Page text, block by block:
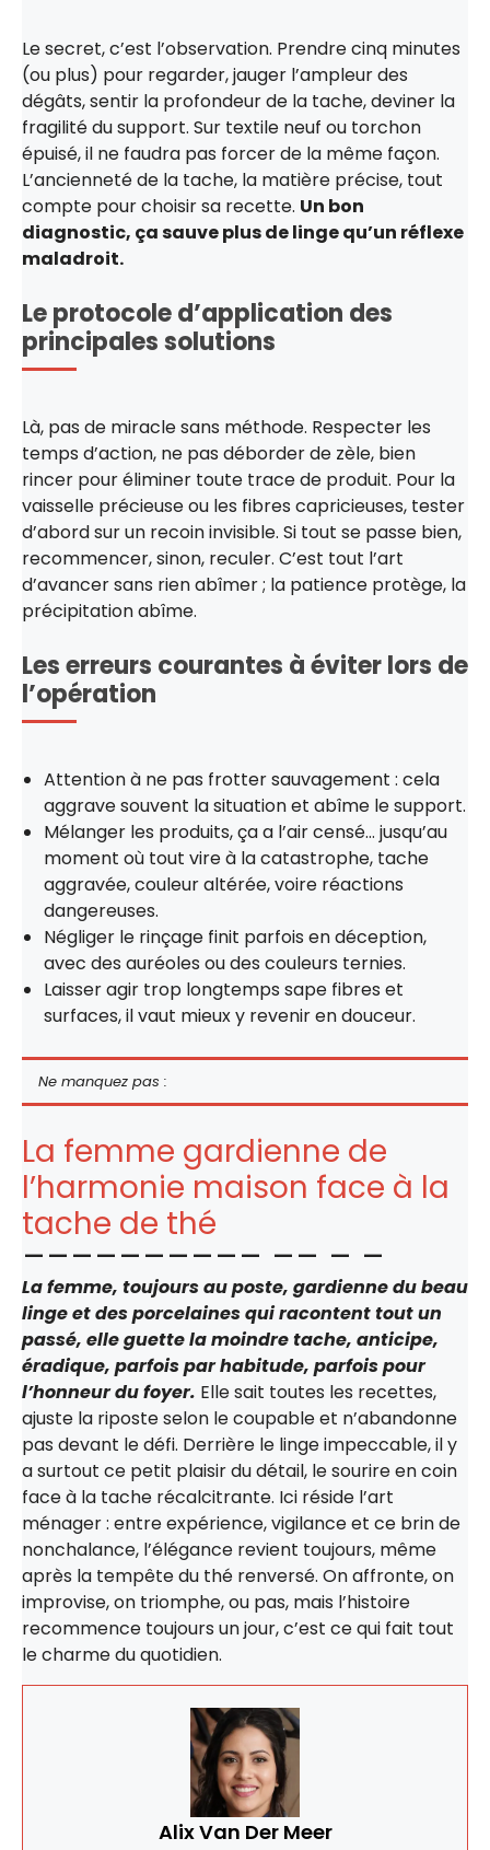
Le secret, c’est l’observation. Prendre cinq minutes
(ou plus) pour regarder, jauger l’ampleur des
dégâts, sentir la profondeur de la tache, deviner la
fragilité du support. Sur textile neuf ou torchon
épuisé, il ne faudra pas forcer de la même façon.
L’ancienneté de la tache, la matière précise, tout
compte pour choisir sa recette. Un bon
diagnostic, ça sauve plus de linge qu’un réflexe
maladroit.
Le protocole d’application des
principales solutions
Là, pas de miracle sans méthode. Respecter les
temps d’action, ne pas déborder de zèle, bien
rincer pour éliminer toute trace de produit. Pour la
vaisselle précieuse ou les fibres capricieuses, tester
d’abord sur un recoin invisible. Si tout se passe bien,
recommencer, sinon, reculer. C’est tout l’art
d’avancer sans rien abîmer ; la patience protège, la
précipitation abîme.
Les erreurs courantes à éviter lors de
l’opération
Attention à ne pas frotter sauvagement : cela
aggrave souvent la situation et abîme le support.
Mélanger les produits, ça a l’air censé… jusqu’au
moment où tout vire à la catastrophe, tache
aggravée, couleur altérée, voire réactions
dangereuses.
Négliger le rinçage finit parfois en déception,
avec des auréoles ou des couleurs ternies.
Laisser agir trop longtemps sape fibres et
surfaces, il vaut mieux y revenir en douceur.
Ne manquez pas :
La femme gardienne de
l’harmonie maison face à la
tache de thé
La femme, toujours au poste, gardienne du beau
linge et des porcelaines qui racontent tout un
passé, elle guette la moindre tache, anticipe,
éradique, parfois par habitude, parfois pour
l’honneur du foyer. Elle sait toutes les recettes,
ajuste la riposte selon le coupable et n’abandonne
pas devant le défi. Derrière le linge impeccable, il y
a surtout ce petit plaisir du détail, le sourire en coin
face à la tache récalcitrante. Ici réside l’art
ménager : entre expérience, vigilance et ce brin de
nonchalance, l’élégance revient toujours, même
après la tempête du thé renversé. On affronte, on
improvise, on triomphe, ou pas, mais l’histoire
recommence toujours un jour, c’est ce qui fait tout
le charme du quotidien.
Alix Van Der Meer